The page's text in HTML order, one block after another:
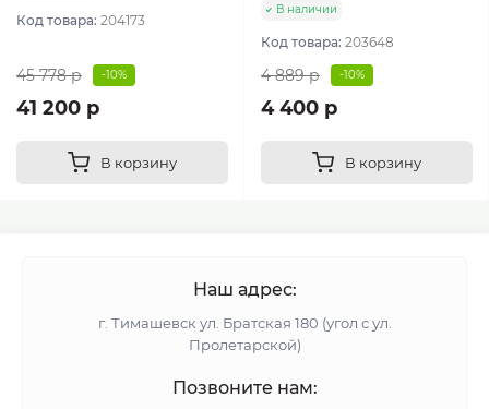
Код товара: 204173
45 778 р -10%
41 200 р
В корзину
В наличии
Код товара: 203648
4 889 р -10%
4 400 р
В корзину
Наш адрес:
г. Тимашевск ул. Братская 180 (угол с ул.
Пролетарской)
Позвоните нам: